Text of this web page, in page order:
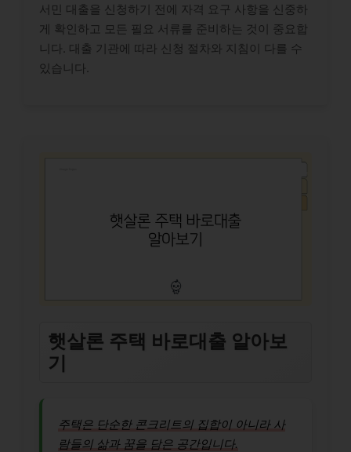
서민 대출을 신청하기 전에 자격 요구 사항을 신중하
게 확인하고 모든 필요 서류를 준비하는 것이 중요합
니다. 대출 기관에 따라 신청 절차와 지침이 다를 수
있습니다.
햇살론 주택 바로대출 알아보
기
주택은 단순한 콘크리트의 집합이 아니라 사
람들의 삶과 꿈을 담은 공간입니다.